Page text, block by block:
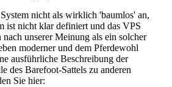
nicht als wirklich 'baumlos' an,
ist nicht klar definiert und das VPS
unserer Meinung als ein solcher
moderner und dem Pferdewohl
ausführliche Beschreibung der
des Barefoot-Sattels zu anderen
Sie hier: